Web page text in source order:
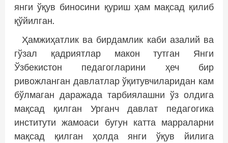
янги ўқув биносини қуриш ҳам мақсад қилиб
қўйилган.
Ҳамжиҳатлик ва бирдамлик каби азалий ва
гўзал қадриятлар макон тутган Янги
Ўзбекистон педагогларини ҳеч бир
ривожланган давлатлар ўқитувчиларидан кам
бўлмаган даражада тарбиялашни ўз олдига
мақсад қилган Урганч давлат педагогика
институти жамоаси бугун катта марраларни
мақсад қилган ҳолда янги ўқув йилига